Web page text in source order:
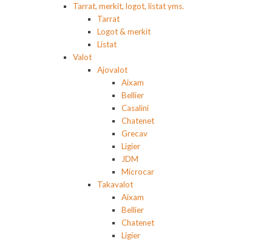
Tarrat, merkit, logot, listat yms.
Tarrat
Logot & merkit
Listat
Valot
Ajovalot
Aixam
Bellier
Casalini
Chatenet
Grecav
Ligier
JDM
Microcar
Takavalot
Aixam
Bellier
Chatenet
Ligier